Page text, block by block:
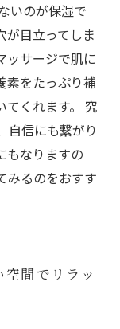
いのが保湿で
が目立ってしま
ッサージで肌に
素をたっぷり補
てくれます。 究
自信にも繋がり
もなりますの
みるのをおすす
間でリラッ